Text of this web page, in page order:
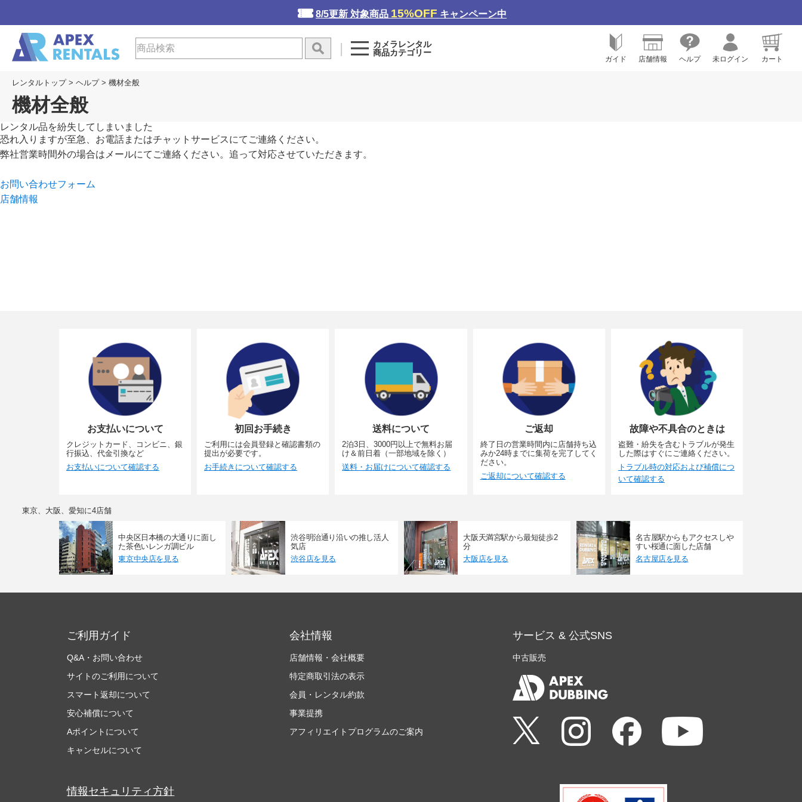
8/5更新 対象商品 15%OFF キャンペーン中
カメラレンタル
商品カテゴリー
ガイド 店舗情報 ヘルプ 未ログイン カート
レンタルトップ> ヘルプ> 機材全般
機材全般
レンタル品を紛失してしまいました
恐れ入りますが至急、お電話またはチャットサービスにてご連絡ください。
弊社営業時間外の場合はメールにてご連絡ください。追って対応させていただきます。
お問い合わせフォーム
店舗情報
お支払いについて
クレジットカード、コンビニ、銀
行振込、代金引換など
お支払いについて確認する
初回お手続き
ご利用には会員登録と確認書類の
提出が必要です。
お手続きについて確認する
送料について
2泊3日、3000円以上で無料お届
け＆前日着（一部地域を除く）
送料・お届けについて確認する
ご返却
終了日の営業時間内に店舗持ち込
みか24時までに集荷を完了してく
ださい。
ご返却について確認する
故障や不具合のときは
盗難・紛失を含むトラブルが発生
した際はすぐにご連絡ください。
トラブル時の対応および補償につ
いて確認する
東京、大阪、愛知に4店舗
中央区日本橋の大通りに面し
た茶色いレンガ調ビル
東京中央店を見る
渋谷明治通り沿いの推し活人
気店
渋谷店を見る
大阪天満宮駅から最短徒歩2
分
大阪店を見る
名古屋駅からもアクセスしや
すい桜通に面した店舗
名古屋店を見る
ご利用ガイド
Q&A・お問い合わせ
サイトのご利用について
スマート返却について
安心補償について
Aポイントについて
キャンセルについて
会社情報
店舗情報・会社概要
特定商取引法の表示
会員・レンタル約款
事業提携
アフィリエイトプログラムのご案内
サービス & 公式SNS
中古販売
情報セキュリティ方針